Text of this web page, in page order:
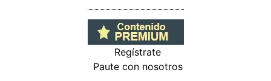
Regístrate
Paute con nosotros